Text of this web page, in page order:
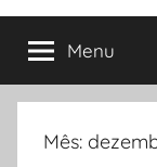
Menu
Mês: